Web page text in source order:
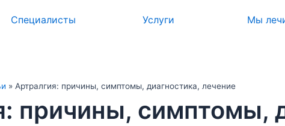
Специалисты Услуги Мы
» Артралгия: причины, симптомы, диагностика, лечение
причины, симптомы,